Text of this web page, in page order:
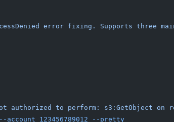
error fixing. Supports three
authorized to perform: s3:GetObject
account 123456789012 --pretty